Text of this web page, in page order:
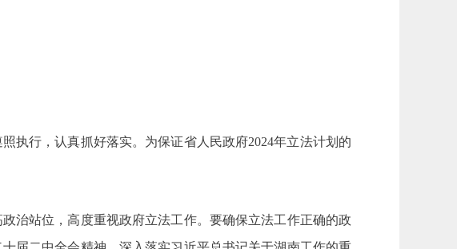
执行，认真抓好落实。为保证省人民政府2024年立法计划的
治站位，高度重视政府立法工作。要确保立法工作正确的政